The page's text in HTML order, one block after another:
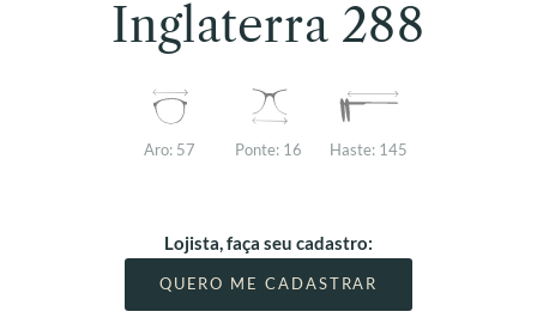
Inglaterra 288
Aro: 57 Ponte: 16 Haste: 145
Lojista, faça seu cadastro:
QUERO ME CADASTRAR